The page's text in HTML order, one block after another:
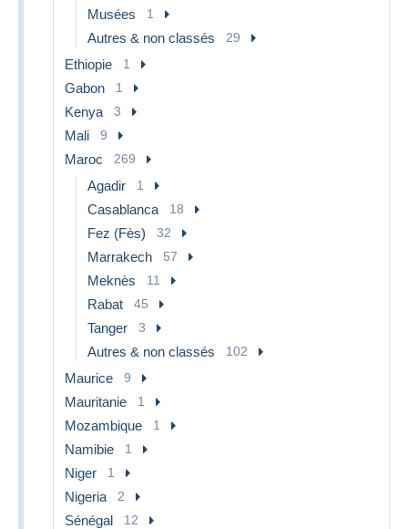
Musées 1
Autres & non classés 29
Ethiopie 1
Gabon 1
Kenya 3
Mali 9
Maroc 269
Agadir 1
Casablanca 18
Fez (Fès) 32
Marrakech 57
Meknès 11
Rabat 45
Tanger 3
Autres & non classés 102
Maurice 9
Mauritanie 1
Mozambique 1
Namibie 1
Niger 1
Nigeria 2
Sénégal 12